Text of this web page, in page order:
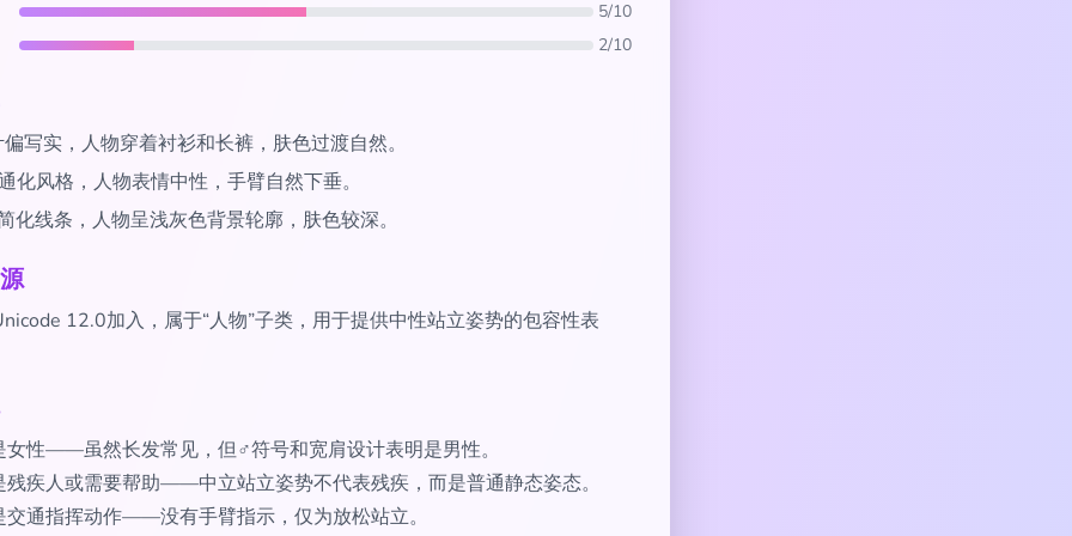
5/10
2/10
写实，人物穿着衬衫和长裤，肤色过渡自然。
化风格，人物表情中性，手臂自然下垂。
化线条，人物呈浅灰色背景轮廓，肤色较深。
12.0加入，属于“人物”子类，用于提供中性站立姿势的包容性表
女性——虽然长发常见，但♂符号和宽肩设计表明是男性。
残疾人或需要帮助——中立站立姿势不代表残疾，而是普通静态姿态。
交通指挥动作——没有手臂指示，仅为放松站立。